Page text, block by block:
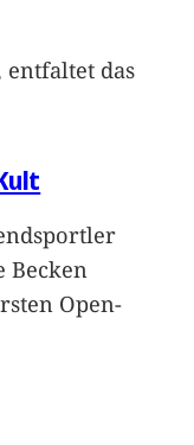
entfaltet das
Becken
Open-